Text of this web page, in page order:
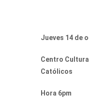
Jueves 14 de
Centro
Católicos
Hora 6pm